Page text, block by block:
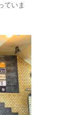
ていま